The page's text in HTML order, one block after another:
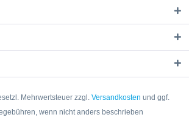
Mehrwertsteuer zzgl. Versandkosten und ggf.
wenn nicht anders beschrieben